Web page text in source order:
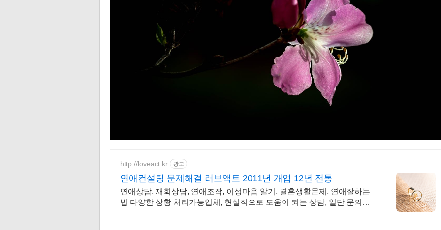
http://loveact.kr 광고
연애컨설팅 문제해결 러브액트 2011년 개업 12년 전통
연애상담, 재회상담, 연애조작, 이성마음 알기, 결혼생활문제, 연애잘하는
법 다양한 상황 처리가능업체, 현실적으로 도움이 되는 상담, 일단 문의부